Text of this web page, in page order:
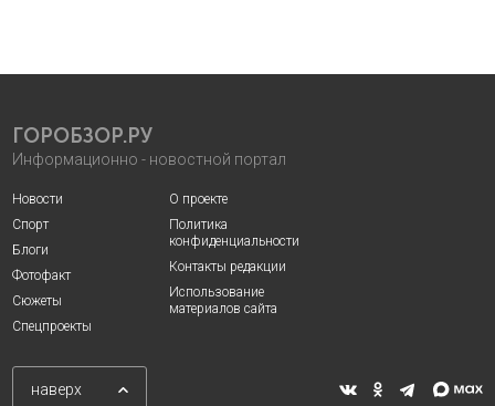
ГОРОБЗОР.РУ
Информационно - новостной портал
Новости
Спорт
Блоги
Фотофакт
Сюжеты
Спецпроекты
О проекте
Политика
конфиденциальности
Контакты редакции
Использование
материалов сайта
наверх